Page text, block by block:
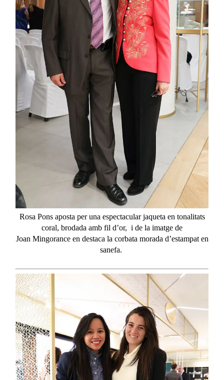
Rosa Pons aposta per una espectacular jaqueta en tonalitats
coral, brodada amb fil d’or, i de la imatge de
Joan Mingoranceen destaca la corbata morada d’estampat en
sanefa.